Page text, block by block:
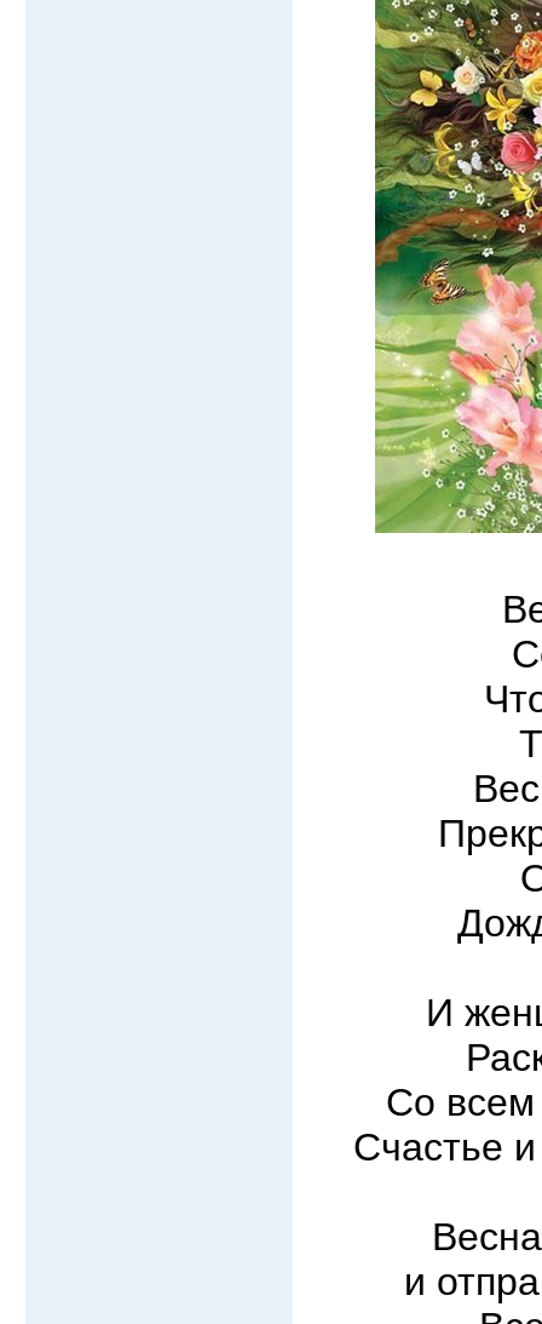
И
Со всем
Счастье
и